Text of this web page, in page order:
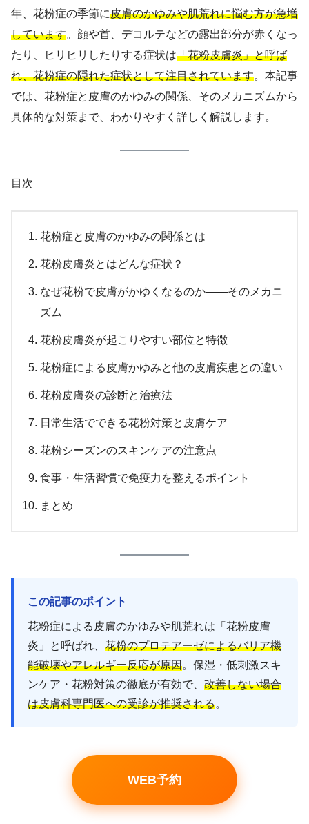
年、花粉症の季節に皮膚のかゆみや肌荒れに悩む方が急増
しています。顔や首、デコルテなどの露出部分が赤くなっ
たり、ヒリヒリしたりする症状は「花粉皮膚炎」と呼ば
れ、花粉症の隠れた症状として注目されています。本記事
では、花粉症と皮膚のかゆみの関係、そのメカニズムから
具体的な対策まで、わかりやすく詳しく解説します。
目次
花粉症と皮膚のかゆみの関係とは
花粉皮膚炎とはどんな症状？
なぜ花粉で皮膚がかゆくなるのか――そのメカニ
ズム
花粉皮膚炎が起こりやすい部位と特徴
花粉症による皮膚かゆみと他の皮膚疾患との違い
花粉皮膚炎の診断と治療法
日常生活でできる花粉対策と皮膚ケア
花粉シーズンのスキンケアの注意点
食事・生活習慣で免疫力を整えるポイント
まとめ
この記事のポイント
花粉症による皮膚のかゆみや肌荒れは「花粉皮膚
炎」と呼ばれ、 花粉のプロテアーゼによるバリア機
能破壊やアレルギー反応が原因。保湿・低刺激スキ
ンケア・花粉対策の徹底が有効で、 改善しない場合
は皮膚科専門医への受診が推奨される。
WEB予約